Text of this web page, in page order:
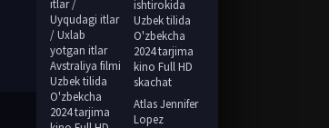
Atlas Jennifer
Lopez